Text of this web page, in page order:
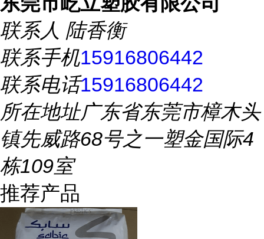
联系人 陆香衡
联系手机15916806442
联系电话15916806442
所在地址广东省东莞市樟木头
镇先威路68号之一塑金国际4
栋109室
推荐产品